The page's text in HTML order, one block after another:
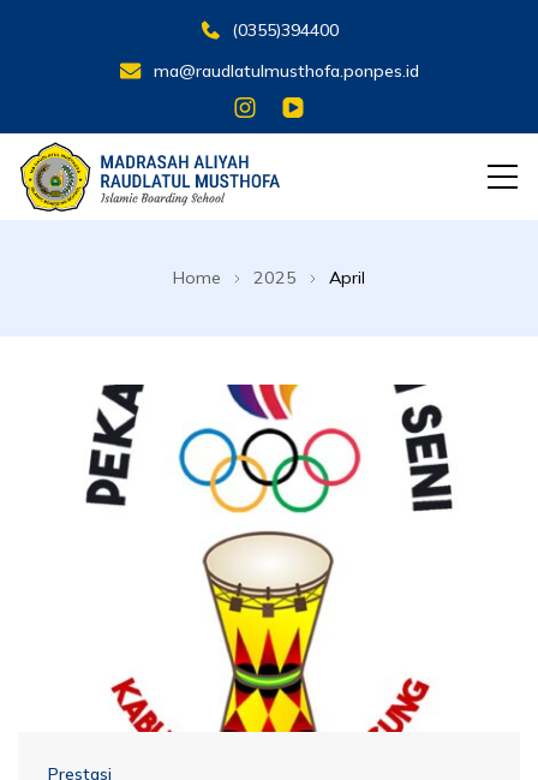
(0355)394400
ma@raudlatulmusthofa.ponpes.id
MA RAUDLATUL MUSTHOFA
Islamic Boarding School
Home 2025 April
Prestasi